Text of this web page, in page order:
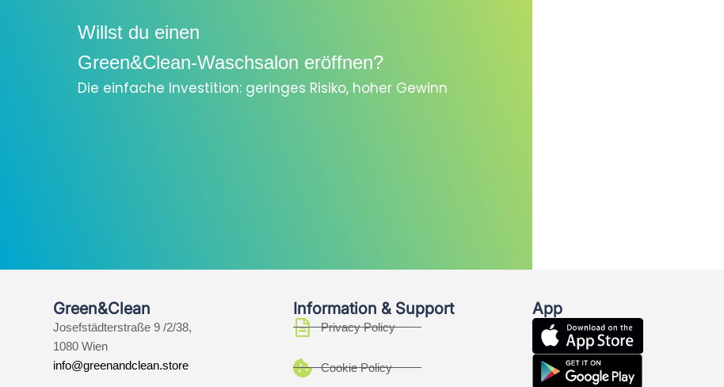
Willst du einen
Green&Clean-Waschsalon eröffnen?
Die einfache Investition: geringes Risiko, hoher Gewinn
Green&Clean
Josefstädterstraße 9 /2/38,
1080 Wien
info@greenandclean.store
Information & Support
Privacy Policy
Cookie Policy
App